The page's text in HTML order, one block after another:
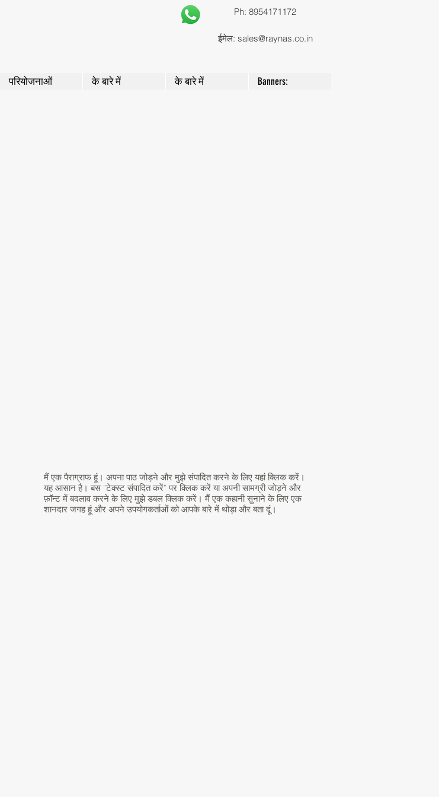
Ph: 8954171172
ईमेल: sales@raynas.co.in
परियोजनाओं के बारे में के बारे में Banners:
मैं एक पैराग्राफ हूं। अपना पाठ जोड़ने और मुझे संपादित करने के लिए यहां क्लिक करें।
यह आसान है। बस "टेक्स्ट संपादित करें" पर क्लिक करें या अपनी सामग्री जोड़ने और
फ़ॉन्ट में बदलाव करने के लिए मुझे डबल क्लिक करें। मैं एक कहानी सुनाने के लिए एक
शानदार जगह हूं और अपने उपयोगकर्ताओं को आपके बारे में थोड़ा और बता दूं।